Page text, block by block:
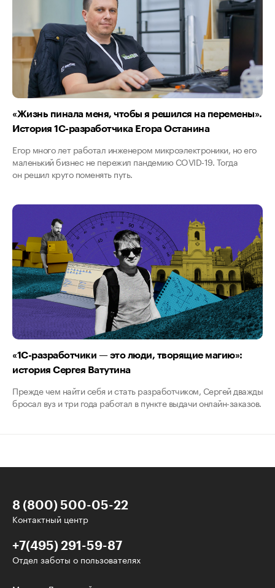
«Жизнь пинала меня, чтобы я решился на перемены».
История 1C-разработчика Егора Останина
Егор много лет работал инженером микроэлектроники, но его
маленький бизнес не пережил пандемию COVID-19. Тогда
он решил круто поменять путь.
«1C-разработчики — это люди, творящие магию»:
история Сергея Ватутина
Прежде чем найти себя и стать разработчиком, Сергей дважды
бросал вуз и три года работал в пункте выдачи онлайн-заказов.
8 (800) 500-05-22
Контактный центр
+7(495) 291-59-87
Отдел заботы о пользователях